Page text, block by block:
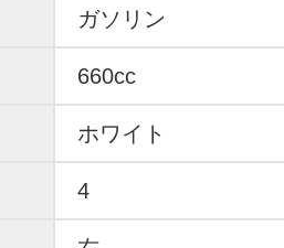
ガソリン
660cc
ホワイト
4